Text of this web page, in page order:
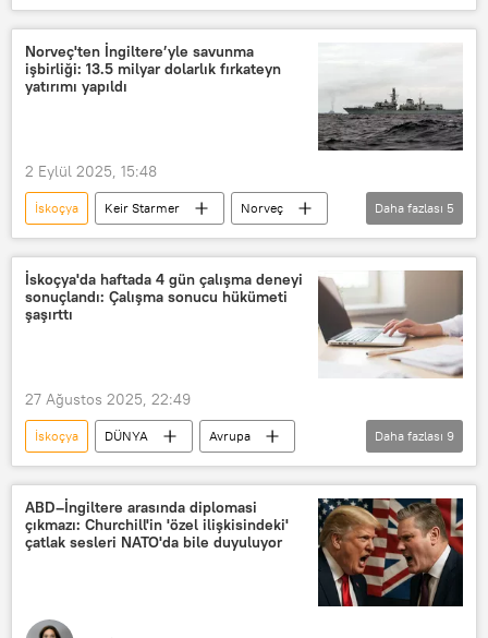
Edinburgh Üniversitesi
Sağlık
Ağrı kesici
parasetamol
Norveç'ten İngiltere’yle savunma
işbirliği: 13.5 milyar dolarlık fırkateyn
yatırımı yapıldı
2 Eylül 2025, 15:48
İskoçya Keir Starmer
Norveç
Kuzey Denizi
NATO
İngiltere
fırkateyn
SAVUNMA
Daha fazlası 5
İskoçya'da haftada 4 gün çalışma deneyi
sonuçlandı: Çalışma sonucu hükümeti
şaşırttı
27 Ağustos 2025, 22:49
İskoçya DÜNYA
Avrupa
Memur
Memur maaşı
Memur zammı
memur alımı
Memur Sendikaları Konfederasyonu
Daha fazlası 9
ABD–İngiltere arasında diplomasi
çıkmazı: Churchill'in 'özel ilişkisindeki'
çatlak sesleri NATO'da bile duyuluyor